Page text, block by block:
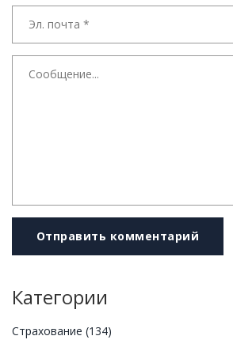
Отправить комментарий
Категории
Страхование (134)